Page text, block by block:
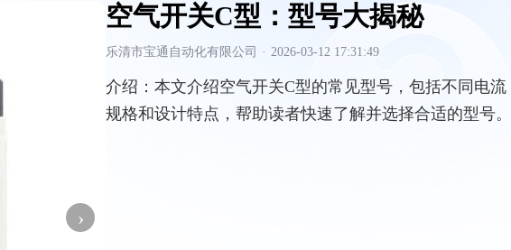
›
空气开关C型：型号大揭秘
乐清市宝通自动化有限公司 · 2026-03-12 17:31:49
介绍： 本文介绍空气开关C型的常见型号，包括不同电流
规格和设计特点，帮助读者快速了解并选择合适的型号。